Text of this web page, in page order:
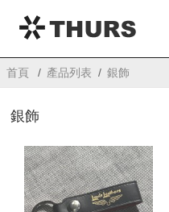
THURS
首頁 產品列表 銀飾
銀飾